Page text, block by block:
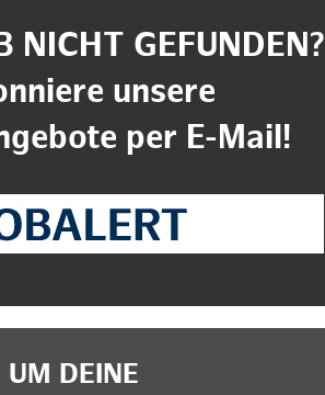
NICHT GEFUNDEN?
unsere
per E-Mail!
UM DEINE